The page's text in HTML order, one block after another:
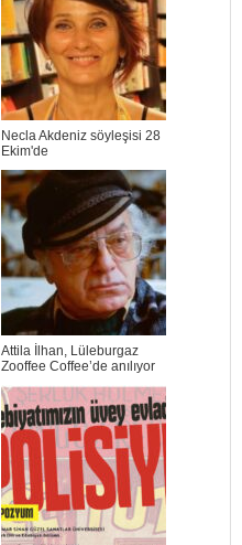
Necla Akdeniz söyleşisi 28
Ekim'de
Attila İlhan, Lüleburgaz
Zooffee Coffee’de anılıyor